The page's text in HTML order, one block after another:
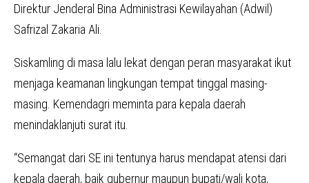
Direktur Jenderal Bina Administrasi Kewilayahan (Adwil)
Safrizal Zakaria Ali.
Siskamling di masa lalu lekat dengan peran masyarakat ikut
menjaga keamanan lingkungan tempat tinggal masing-
masing. Kemendagri meminta para kepala daerah
menindaklanjuti surat itu.
“Semangat dari SE ini tentunya harus mendapat atensi dari
kepala daerah, baik gubernur maupun bupati/wali kota,